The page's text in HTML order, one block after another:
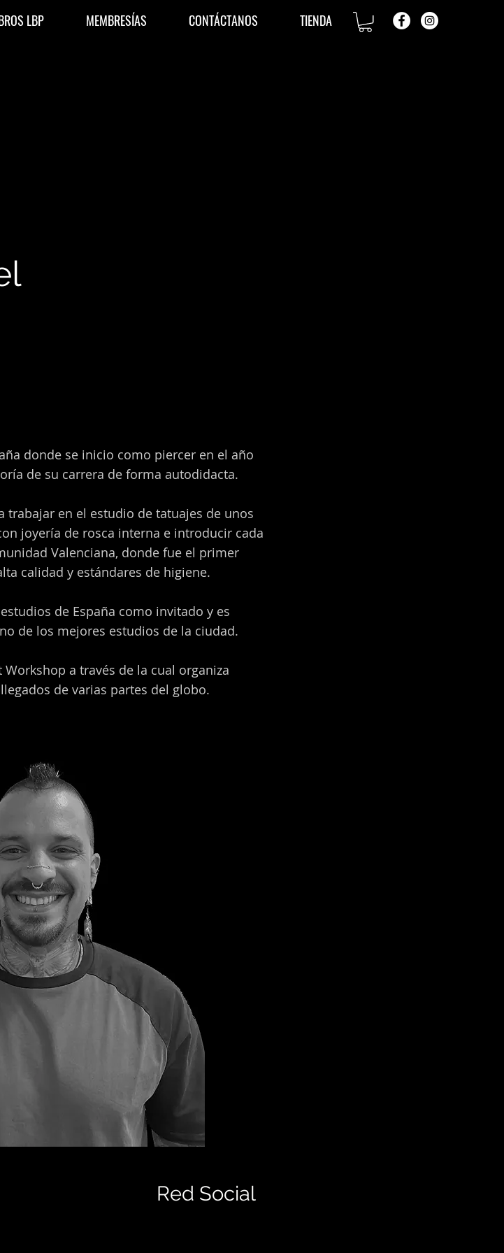
LBP MEMBRESÍAS CONTÁCTANOS TIENDA
donde se inicio como piercer en el año
de su carrera de forma autodidacta.
trabajar en el estudio de tatuajes de unos
joyería de rosca interna e introducir cada
Valenciana, donde fue el primer
calidad y estándares de higiene.
de España como invitado y es
de los mejores estudios de la ciudad.
a través de la cual organiza
de varias partes del globo.
Red Social